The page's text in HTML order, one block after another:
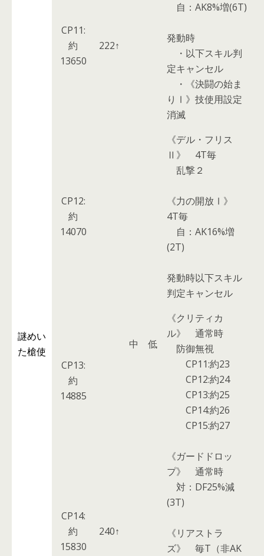
謎めい
た槍使
CP11:
約
13650
222↑
中 低
自：AK8%増(6T)
発動時
・以下スキル判
定キャンセル
・《決闘の始ま
りⅠ》技使用設定
消滅
CP12:
約
14070
《デル・フリス
Ⅱ》 4T毎
乱撃２
《力の開放Ⅰ》
4T毎
自：AK16%増
(2T)
発動時以下スキル
判定キャンセル
CP13:
約
14885
《クリティカ
ル》 通常時
防御無視
CP11:約23
CP12:約24
CP13:約25
CP14:約26
CP15:約27
《ガードドロッ
プ》 通常時
対：DF25%減
(3T)
《リアストラ
ズ》 毎T （非AK
CP14:
約
15830
240↑